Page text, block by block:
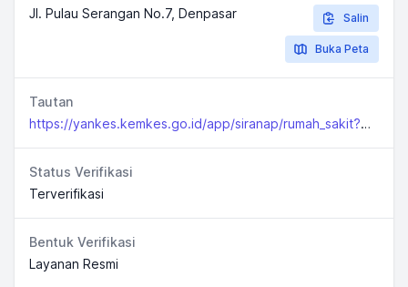
Jl. Pulau Serangan No.7, Denpasar
Salin
Buka Peta
Tautan
https://yankes.kemkes.go.id/app/siranap/rumah_sakit?jenis=1&propinsi=51prop&kabkota=
Status Verifikasi
Terverifikasi
Bentuk Verifikasi
Layanan Resmi